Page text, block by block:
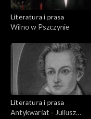
Literatura i prasa
Wilno w Pszczynie
Literatura i prasa
Antykwariat - Juliusz